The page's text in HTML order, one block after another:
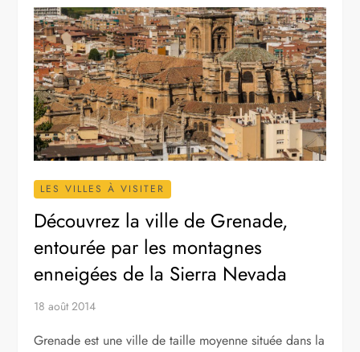
LES VILLES À VISITER
Découvrez la ville de Grenade,
entourée par les montagnes
enneigées de la Sierra Nevada
18 août 2014
Grenade est une ville de taille moyenne située dans la